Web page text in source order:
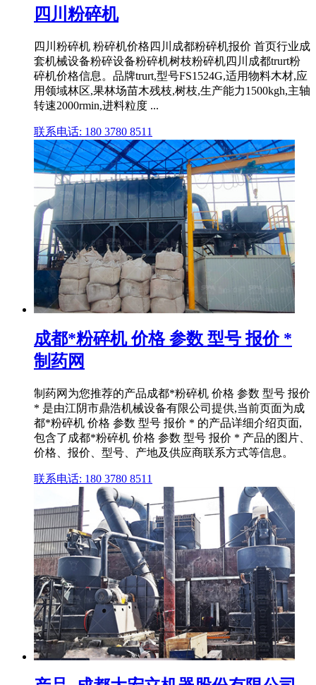
四川粉碎机
四川粉碎机 粉碎机价格四川成都粉碎机报价 首页行业成
套机械设备粉碎设备粉碎机树枝粉碎机四川成都trurt粉
碎机价格信息。品牌trurt,型号FS1524G,适用物料木材,应
用领域林区,果林场苗木残枝,树枝,生产能力1500kgh,主轴
转速2000rmin,进料粒度 ...
联系电话: 180 3780 8511
成都*粉碎机 价格 参数 型号 报价 *
制药网
制药网为您推荐的产品成都*粉碎机 价格 参数 型号 报价
* 是由江阴市鼎浩机械设备有限公司提供,当前页面为成
都*粉碎机 价格 参数 型号 报价 * 的产品详细介绍页面,
包含了成都*粉碎机 价格 参数 型号 报价 * 产品的图片、
价格、报价、型号、产地及供应商联系方式等信息。
联系电话: 180 3780 8511